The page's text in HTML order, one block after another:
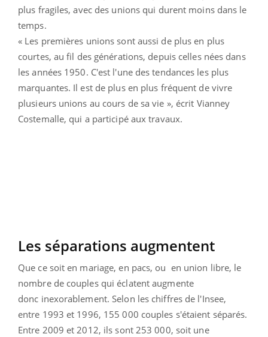
plus fragiles, avec des unions qui durent moins dans le
temps.
« Les premières unions sont aussi de plus en plus
courtes, au fil des générations, depuis celles nées dans
les années 1950. C'est l'une des tendances les plus
marquantes. Il est de plus en plus fréquent de vivre
plusieurs unions au cours de sa vie », écrit Vianney
Costemalle, qui a participé aux travaux.
Les séparations augmentent
Que ce soit en mariage, en pacs, ou en union libre, le
nombre de couples qui éclatent augmente
donc inexorablement. Selon les chiffres de l'Insee,
entre 1993 et 1996, 155 000 couples s'étaient séparés.
Entre 2009 et 2012, ils sont 253 000, soit une